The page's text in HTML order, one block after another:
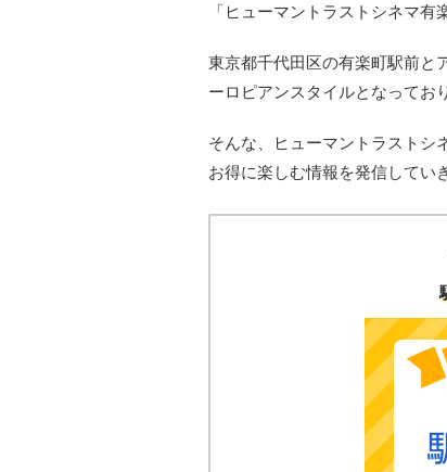
「ヒューマントラストシネマ有
東京都千代田区の有楽町駅前と
ーロピアンスタイルとなってお
そんな、ヒューマントラストシ
お得に楽しむ情報を発信してい